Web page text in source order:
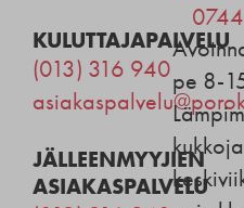
KULUTTAJAPALVELU
(013) 316 940
JÄLLEENMYYJIEN
ASIAKASPALVELU
0744
pe 8-
kukkoja